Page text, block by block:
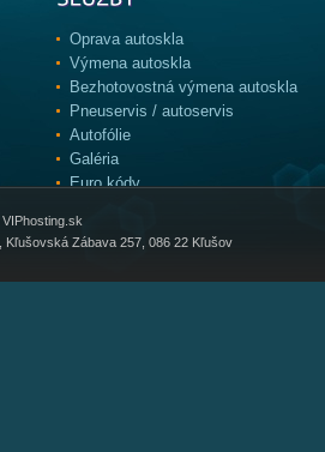
Oprava autoskla
Výmena autoskla
Bezhotovostná výmena autoskla
Pneuservis / autoservis
Autofólie
Galéria
Euro kódy
VIPhosting.sk
Kľušovská Zábava 257, 086 22 Kľušov